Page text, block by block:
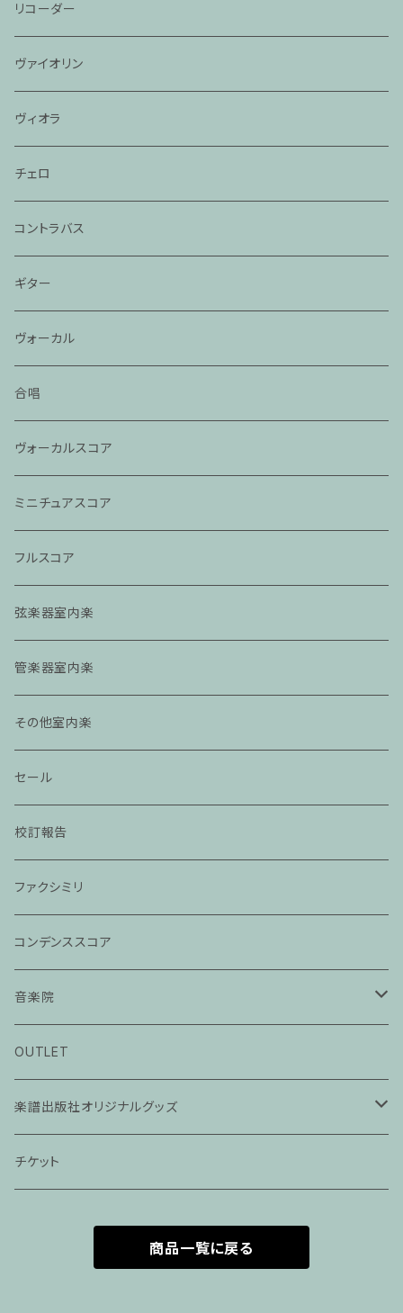
リコーダー
ヴァイオリン
ヴィオラ
チェロ
コントラバス
ギター
ヴォーカル
合唱
ヴォーカルスコア
ミニチュアスコア
フルスコア
弦楽器室内楽
管楽器室内楽
その他室内楽
セール
校訂報告
ファクシミリ
コンデンススコア
音楽院
ピアノ科３０分レッスン
ピアノ科４５分レッスン
家族割プラン
家族割適用プラン2
声楽ピアノ４５分レッスン
OUTLET
楽譜出版社オリジナルグッズ
アパレル
チケット
商品一覧に戻る